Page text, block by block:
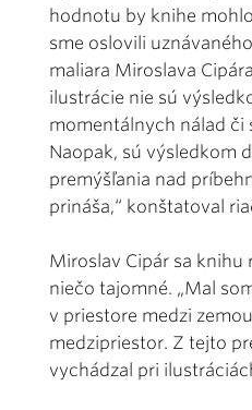
hodnotu by knihe
sme oslovili
maliara Miroslava
ilustrácie nie sú
momentálnych nálad či
Naopak, sú výsledkom
premýšľania nad
prináša,“ konštatoval
Miroslav Cipár sa
niečo tajomné. „Mal
v priestore medzi
medzipriestor. Z tejto
vychádzal pri